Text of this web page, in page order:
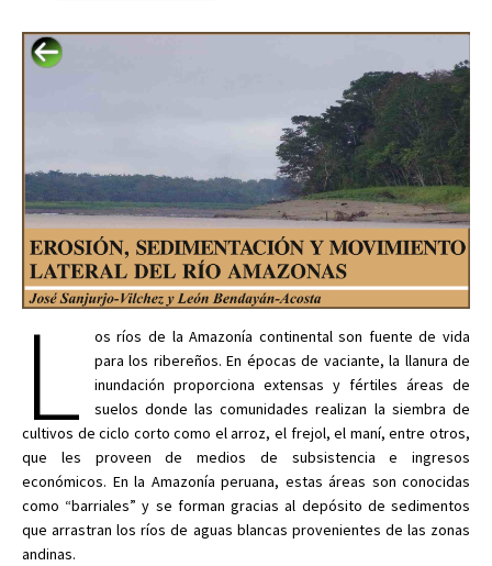
L
os ríos de la Amazonía continental son fuente de vida
para los ribereños. En épocas de vaciante, la llanura de
inundación proporciona extensas y fértiles áreas de
suelos donde las comunidades realizan la siembra de
cultivos de ciclo corto como el arroz, el frejol, el maní, entre otros,
que les proveen de medios de subsistencia e ingresos
económicos. En la Amazonía peruana, estas áreas son conocidas
como “barriales” y se forman gracias al depósito de sedimentos
que arrastran los ríos de aguas blancas provenientes de las zonas
andinas.